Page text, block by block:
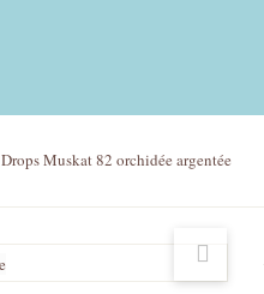
Drops Muskat 82 orchidée argentée